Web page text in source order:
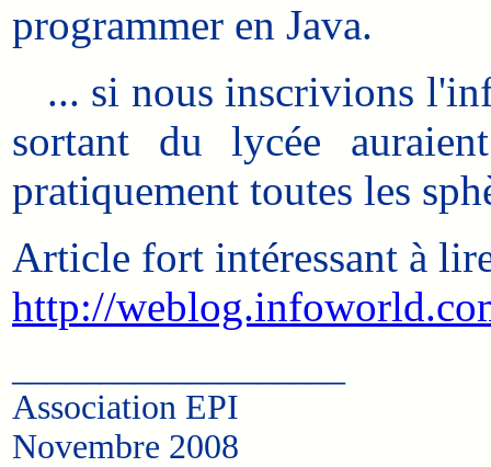
programmer en Java.
... si nous inscrivions
sortant du lycée
pratiquement toutes les
Article fort intéressant à
http://
Association EPI
Novembre 2008